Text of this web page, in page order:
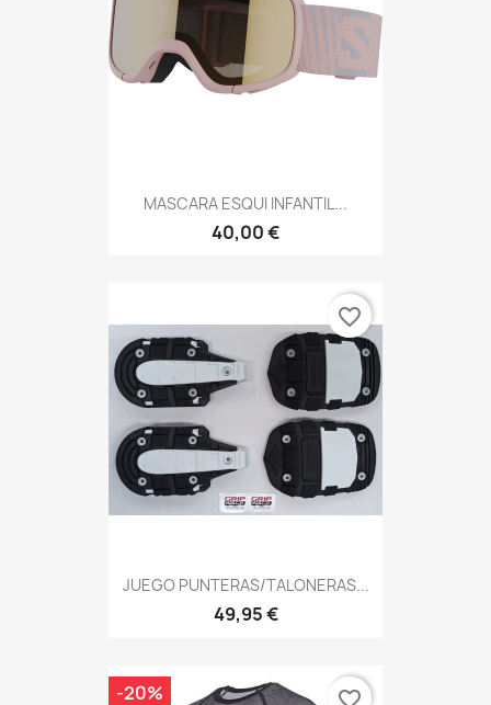
MASCARA ESQUI INFANTIL...
40,00 €
JUEGO PUNTERAS/TALONERAS...
49,95 €
favorite_border
-20% favorite_border